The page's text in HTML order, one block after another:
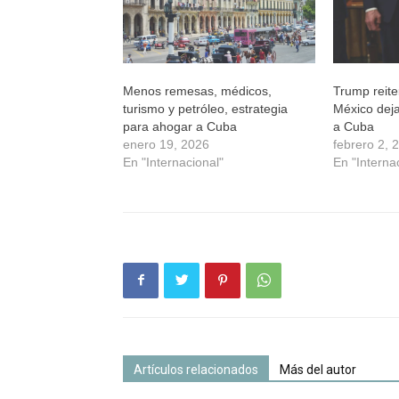
Menos remesas, médicos,
turismo y petróleo, estrategia
para ahogar a Cuba
enero 19, 2026
En "Internacional"
Trump
México
a Cuba
febrero 2,
En
Artículos relacionados Más del autor